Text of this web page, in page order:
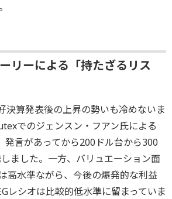
リーによる「持たざるリス
決算発表後の上昇の勢いも冷めないま
でのジェンスン・フアン氏による
発言があってから200ドル台から300
ました。一方、バリュエーション面
高水準ながら、今後の爆発的な利益
レシオは比較的低水準に留まっていま